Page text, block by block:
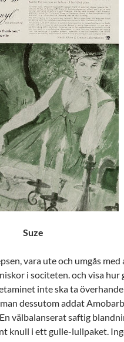
Suze
vara ute och umgås med
i sociteten. och visa hur
inte ska ta
dessutom addat
välbalanserat saftig
knull i ett gulle-lullpaket.